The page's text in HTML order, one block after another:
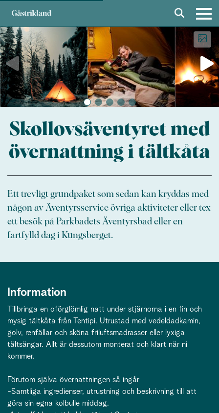
Skollovsäventyret med
övernattning i tältkåta
Ett trevligt grundpaket som sedan kan kryddas med
någon av Äventyrsservice övriga aktiviteter eller tex
ett besök på Parkbadets Äventyrsbad eller en
fartfylld dag i Kungsberget.
Information
Tillbringa en oförglömlig natt under stjärnorna i en fin och
mysig tältkåta från Tentipi. Utrustad med vedeldadkamin,
golv, renfällar och sköna friluftsmadrasser eller lyxiga
tältsängar. Allt är dessutom monterat och klart när ni
kommer.
Förutom själva övernattningen så ingår
-Samtliga ingredienser, utrustning och beskrivning till att
göra sin egna kolbulle middag.